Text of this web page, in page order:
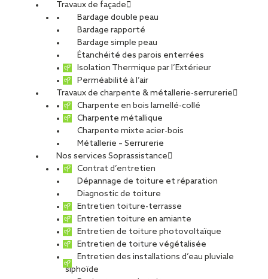
Travaux de façade
Bardage double peau
Bardage rapporté
Bardage simple peau
Étanchéité des parois enterrées
Isolation Thermique par l’Extérieur
Perméabilité à l’air
Travaux de charpente & métallerie-serrurerie
Charpente en bois lamellé-collé
Charpente métallique
Charpente mixte acier-bois
Métallerie – Serrurerie
Nos services Soprassistance
Contrat d’entretien
Dépannage de toiture et réparation
Diagnostic de toiture
Entretien toiture-terrasse
Entretien toiture en amiante
Entretien de toiture photovoltaïque
Entretien de toiture végétalisée
Entretien des installations d’eau pluviale
siphoïde